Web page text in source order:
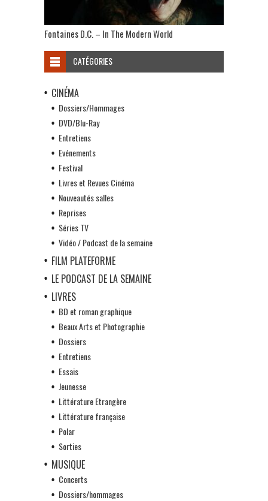
Fontaines D.C. – In The Modern World
CATÉGORIES
CINÉMA
Dossiers/Hommages
DVD/Blu-Ray
Entretiens
Evénements
Festival
Livres et Revues Cinéma
Nouveautés salles
Reprises
Séries TV
Vidéo / Podcast de la semaine
FILM PLATEFORME
LE PODCAST DE LA SEMAINE
LIVRES
BD et roman graphique
Beaux Arts et Photographie
Dossiers
Entretiens
Essais
Jeunesse
Littérature Etrangère
Littérature française
Polar
Sorties
MUSIQUE
Concerts
Dossiers/hommages